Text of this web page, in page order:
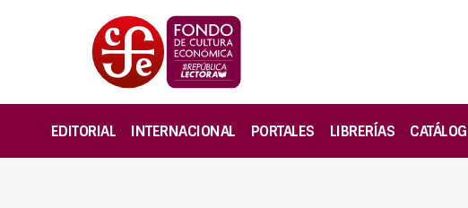
EDITORIAL INTERNACIONAL PORTALES LIBRERÍAS